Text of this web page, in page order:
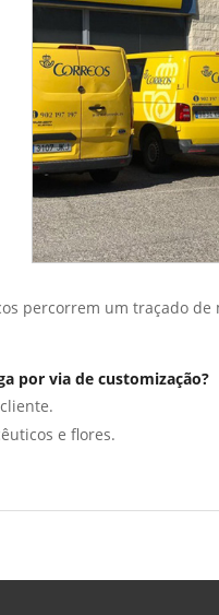
percorrem um traçado de
por via de customização?
e flores.